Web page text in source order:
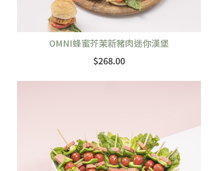
OMNI蜂蜜芥茉新豬肉迷你漢堡
$268.00
購買